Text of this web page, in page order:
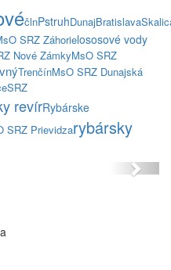
člnPstruhDunajBratislava
SRZ Záhorielososové vody
Nové ZámkyMsO SRZ
TrenčínMsO SRZ Dunajská
SRZ
revírRybárske
SRZ Prievidzarybársky
Next